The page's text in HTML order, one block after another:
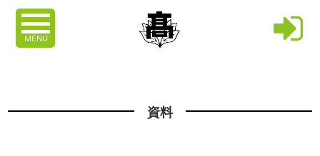
MENU
資料